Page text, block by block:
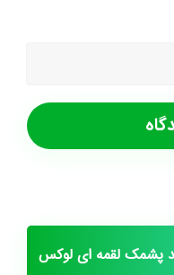
پشمک لقمه ای لوکس